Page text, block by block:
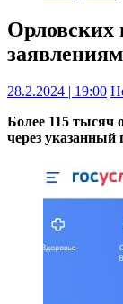
Орловских
28.2.2024 | 19:00
Более 115 тысяч
через указанный